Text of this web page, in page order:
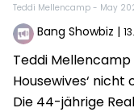
Teddi Mellencamp - May
Bang Showbiz |
Teddi Mellencamp
Housewives‘ nicht
Die 44-jährige